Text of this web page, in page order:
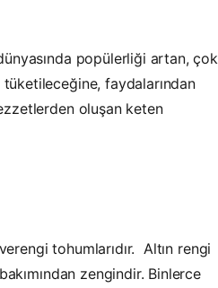
popülerliği artan, çok
faydalarından
oluşan keten
tohumlarıdır. Altın rengi
zengindir. Binlerce